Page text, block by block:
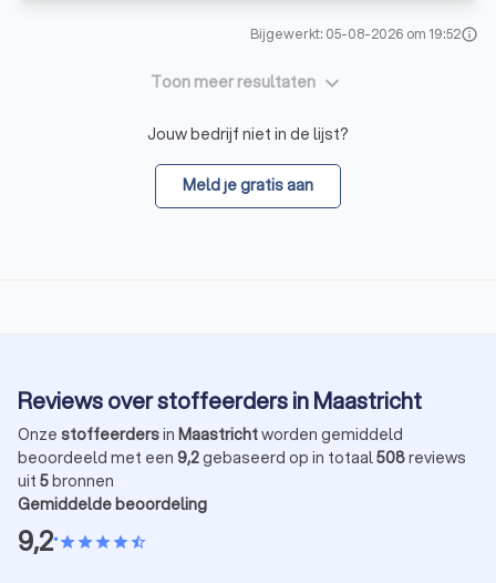
Bijgewerkt: 05-08-2026 om 19:52info
Toon meer resultaten keyboard_arrow_down
Jouw bedrijf niet in de lijst?
Meld je gratis aan
Reviews over stoffeerders in Maastricht
Onze stoffeerdersin Maastrichtworden gemiddeld
beoordeeld met een 9,2gebaseerd op in totaal508reviews
uit 5bronnen
Gemiddelde beoordeling
9,2•starstarstarstarstar_half